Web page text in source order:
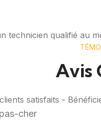
technicien qualifié au
Avis
satisfaits -